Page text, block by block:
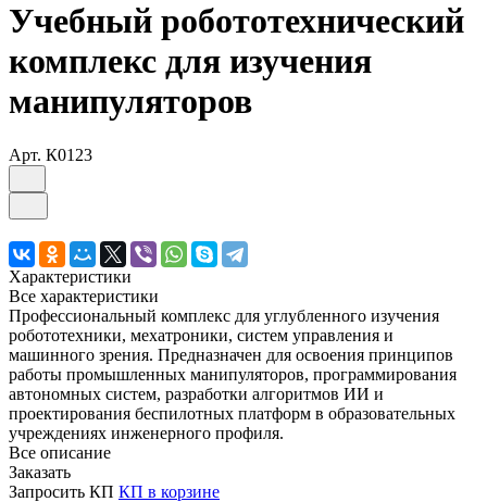
Учебный робототехнический
комплекс для изучения
манипуляторов
Арт. К0123
Характеристики
Все характеристики
Профессиональный комплекс для углубленного изучения
робототехники, мехатроники, систем управления и
машинного зрения. Предназначен для освоения принципов
работы промышленных манипуляторов, программирования
автономных систем, разработки алгоритмов ИИ и
проектирования беспилотных платформ в образовательных
учреждениях инженерного профиля.
Все описание
Заказать
Запросить КП КП в корзине